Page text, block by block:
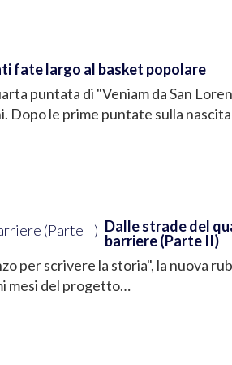
fate largo al basket popolare
puntata di "Veniam da San
Dopo le prime puntate sulla
Dalle strade del
barriere (Parte II)
per scrivere la storia", la nuova
mesi del progetto…